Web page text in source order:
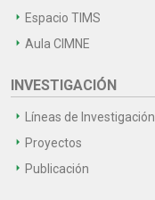
Espacio TIMS
Aula CIMNE
INVESTIGACIÓN
Líneas de Investigación
Proyectos
Publicación